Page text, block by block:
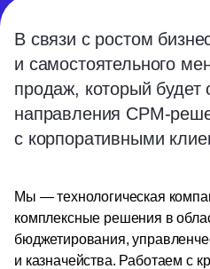
В связи с ростом
и самостоятельного
продаж, который будет
направления CPM-
с корпоративными
Мы — технологическая
комплексные решения в
бюджетирования,
и казначейства. Работаем с